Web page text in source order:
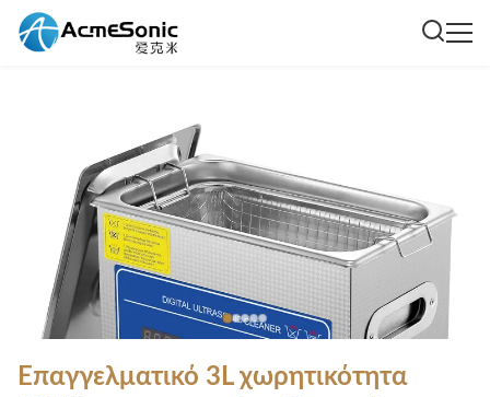
Επαγγελματικό 3L χωρητικότητα